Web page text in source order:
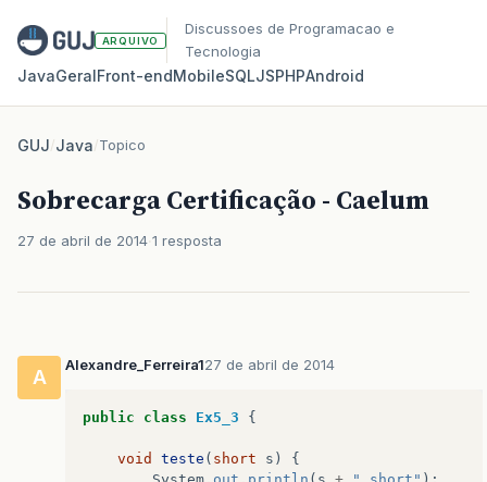
ARQUIVO
Discussoes de Programacao e
Tecnologia
JavaGeralFront‑endMobileSQLJSPHPAndroid
GUJ/Java/Topico
Sobrecarga Certificação - Caelum
27 de abril de 2014 1 resposta
A
Alexandre_Ferreira127 de abril de 2014
public class Ex5_3 {
void teste ( short s )
{